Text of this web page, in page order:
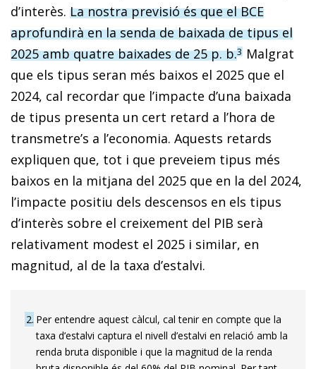
d’interès. La nostra previsió és que el BCE
aprofundirà en la senda de baixada de tipus el
2025 amb quatre baixades de 25 p. b.3 Malgrat
que els tipus seran més baixos el 2025 que el
2024, cal recordar que l’impacte d’una baixada
de tipus presenta un cert retard a l’hora de
transmetre’s a l’economia. Aquests retards
expliquen que, tot i que preveiem tipus més
baixos en la mitjana del 2025 que en la del 2024,
l’impacte positiu dels descensos en els tipus
d’interès sobre el creixement del PIB serà
relativament modest el 2025 i similar, en
magnitud, al de la taxa d’estalvi.
2 Per entendre aquest càlcul, cal tenir en compte que la
taxa d’estalvi captura el nivell d’estalvi en relació amb la
renda bruta disponible i que la magnitud de la renda